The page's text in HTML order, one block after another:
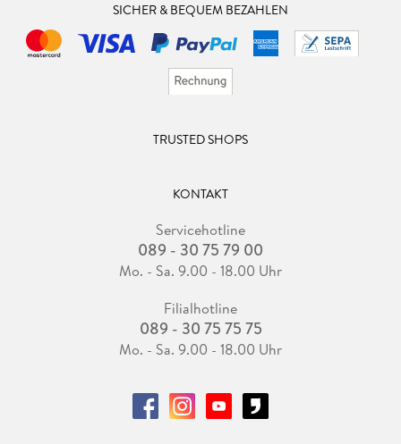
SICHER & BEQUEM BEZAHLEN
TRUSTED SHOPS
KONTAKT
Servicehotline
089 - 30 75 79 00
Mo. - Sa. 9.00 - 18.00 Uhr
Filialhotline
089 - 30 75 75 75
Mo. - Sa. 9.00 - 18.00 Uhr